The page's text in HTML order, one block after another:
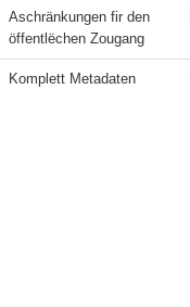
Aschränkungen fir den
öffentlëchen Zougang
Komplett Metadaten